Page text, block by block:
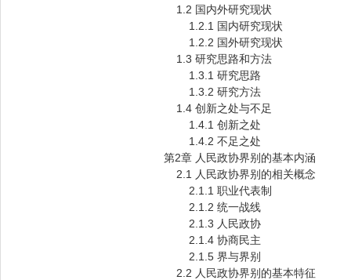
1.2 国内外研究现状
1.2.1 国内研究现状
1.2.2 国外研究现状
1.3 研究思路和方法
1.3.1 研究思路
1.3.2 研究方法
1.4 创新之处与不足
1.4.1 创新之处
1.4.2 不足之处
第2章 人民政协界别的基本内涵
2.1 人民政协界别的相关概念
2.1.1 职业代表制
2.1.2 统一战线
2.1.3 人民政协
2.1.4 协商民主
2.1.5 界与界别
2.2 人民政协界别的基本特征